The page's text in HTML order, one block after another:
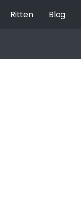
Ritten Blog